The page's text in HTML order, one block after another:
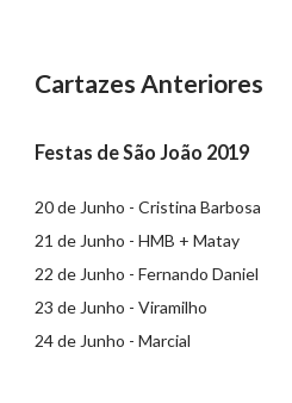
Cartazes Anteriores
Festas de São João 2019
20 de Junho - Cristina Barbosa
21 de Junho - HMB + Matay
22 de Junho - Fernando Daniel
23 de Junho - Viramilho
24 de Junho - Marcial